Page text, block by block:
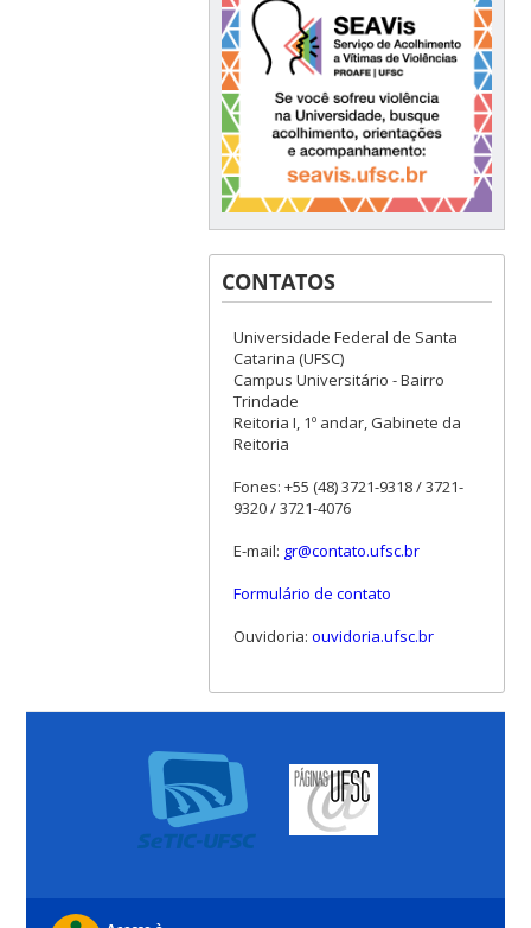
CONTATOS
Universidade Federal de Santa
Catarina (UFSC)
Campus Universitário - Bairro
Trindade
Reitoria I, 1º andar, Gabinete da
Reitoria
Fones: +55 (48) 3721-9318 / 3721-
9320 / 3721-4076
E-mail: gr@contato.ufsc.br
Formulário de contato
Ouvidoria: ouvidoria.ufsc.br